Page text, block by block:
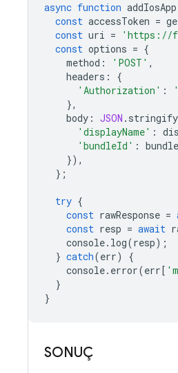
async function addIosApp
const accessToken =
const uri =
'https://
const options = {
method : 'POST' ,
headers :
{
'Authorization' :
},
body : JSON . stringify
'displayName' :
'bundleId' :
}),
};
try {
const rawResponse =
const resp = await
console. log(resp);
} catch(err)
{
console. error(err[
}
}
SONUÇ